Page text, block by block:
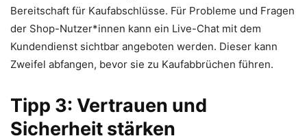
Bereitschaft für Kaufabschlüsse. Für Probleme und Fragen
der Shop-Nutzer*innen kann ein Live-Chat mit dem
Kundendienst sichtbar angeboten werden. Dieser kann
Zweifel abfangen, bevor sie zu Kaufabbrüchen führen.
Tipp 3: Vertrauen und
Sicherheit stärken